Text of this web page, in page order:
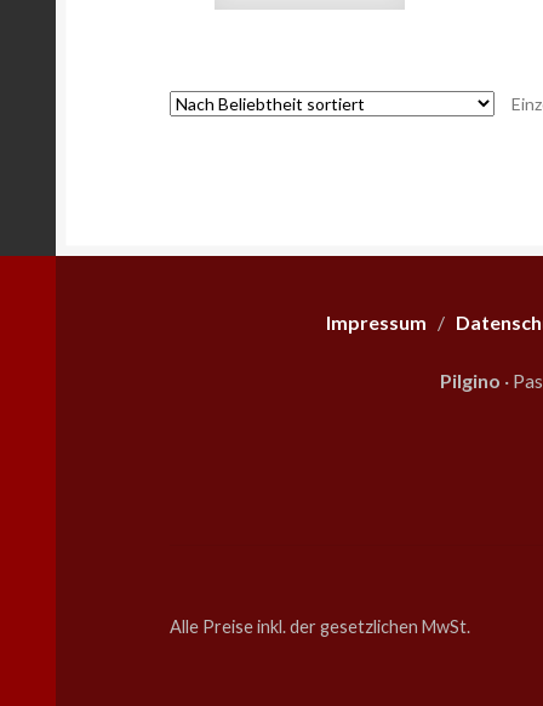
Impressum /
Pilgino ·
Alle Preise inkl. der gesetzlichen MwSt.